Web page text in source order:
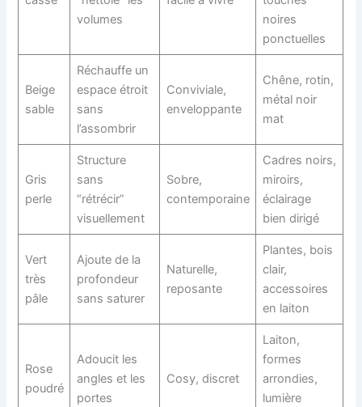
volumes
noires
ponctuelles
Beige
sable
Réchauffe un
espace étroit
sans
l’assombrir
Conviviale,
enveloppante
Chêne, rotin,
métal noir
mat
Gris
perle
Structure
sans
“rétrécir”
visuellement
Sobre,
contemporaine
Cadres noirs,
miroirs,
éclairage
bien dirigé
Vert
très
pâle
Ajoute de la
profondeur
sans saturer
Naturelle,
reposante
Plantes, bois
clair,
accessoires
en laiton
Rose
poudré
Adoucit les
angles et les
portes
Cosy, discret
Laiton,
formes
arrondies,
lumière